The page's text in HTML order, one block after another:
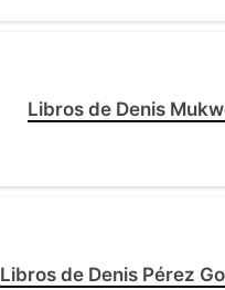
Libros de Denis
Libros de Denis Pérez